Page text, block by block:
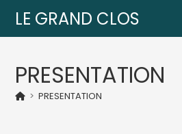
LE GRAND CLOS
PRESENTATION
> PRESENTATION